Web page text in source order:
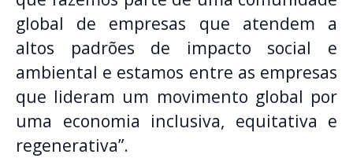
global de empresas que atendem a
altos padrões de impacto social e
ambiental e estamos entre as empresas
que lideram um movimento global por
uma economia inclusiva, equitativa e
regenerativa”.